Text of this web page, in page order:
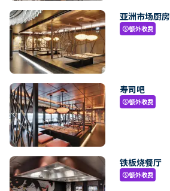
亚洲市场厨房
paid额外收费
寿司吧
paid额外收费
铁板烧餐厅
paid额外收费